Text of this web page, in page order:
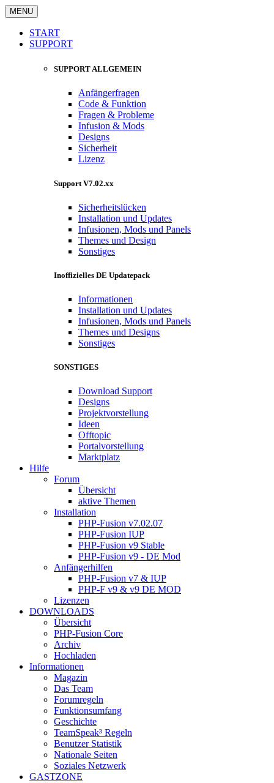
MENU
START
SUPPORT
SUPPORT ALLGEMEIN
Anfängerfragen
Code & Funktion
Fragen & Probleme
Infusion & Mods
Designs
Sicherheit
Lizenz
Support V7.02.xx
Sicherheitslücken
Installation und Updates
Infusionen, Mods und Panels
Themes und Design
Sonstiges
Inoffizielles DE Updatepack
Informationen
Installation und Updates
Infusionen, Mods und Panels
Themes und Designs
Sonstiges
SONSTIGES
Download Support
Designs
Projektvorstellung
Ideen
Offtopic
Portalvorstellung
Marktplatz
Hilfe
Forum
Übersicht
aktive Themen
Installation
PHP-Fusion v7.02.07
PHP-Fusion IUP
PHP-Fusion v9 Stable
PHP-Fusion v9 - DE Mod
Anfängerhilfen
PHP-Fusion v7 & IUP
PHP-F v9 & v9 DE MOD
Lizenzen
DOWNLOADS
Übersicht
PHP-Fusion Core
Archiv
Hochladen
Informationen
Magazin
Das Team
Forumregeln
Funktionsumfang
Geschichte
TeamSpeak³ Regeln
Benutzer Statistik
Nationale Seiten
Soziales Netzwerk
GASTZONE